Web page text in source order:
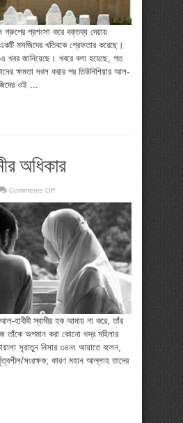
গ্রুপের প্রশংসা করে বক্তব্য দেয়ায়
মসজিদের খতিবকে গ্রেফতার করেছে।
এ খবর জানিয়েছে। খবরে বলা হয়েছে, গত
ক্ষমতা দখল করার পর তিউনিশিয়ার আল-
ওই ...
অধিকার
Comments Offon
স্বামীর
অধিকার
হাবীবী স্বামীর হক আদায় না করে, তাঁর
তাঁকে অপমান করা কোনো ভদ্র মহিলার
সূরাতুন নিসার ৩৪নং আয়াতে বলেন,
সংরক্ষক; কারণ মহান আল্লাহ তাদের